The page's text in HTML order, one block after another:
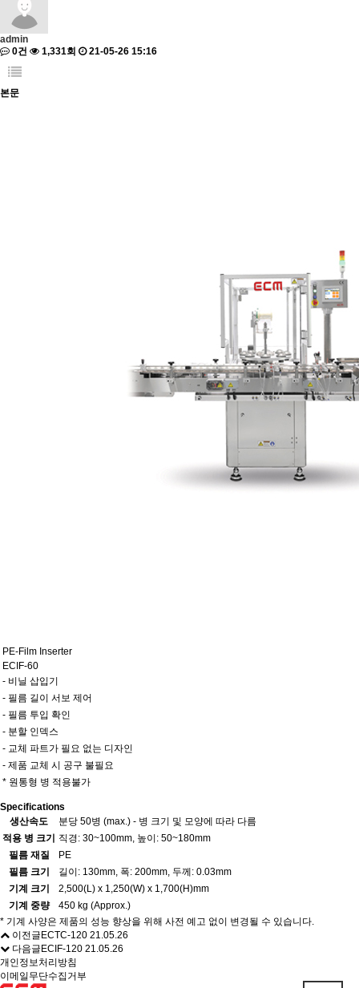
admin
0건
1,331회 21-05-26 15:16
본문
PE-Film Inserter
ECIF-60
- 비닐 삽입기
- 필름 길이 서보 제어
- 필름 투입 확인
- 분할 인덱스
- 교체 파트가 필요 없는 디자인
- 제품 교체 시 공구 불필요
* 원통형 병 적용불가
Specifications
생산속도
분당 50병 (max.) - 병 크기 및 모양에 따라 다름
적용 병 크기
직경: 30~100mm, 높이: 50~180mm
필름 재질
PE
필름 크기
길이: 130mm, 폭: 200mm, 두께: 0.03mm
기계 크기
2,500(L) x 1,250(W) x 1,700(H)mm
기계 중량
450 kg (Approx.)
* 기계 사양은 제품의 성능 향상을 위해 사전 예고 없이 변경될 수 있습니다.
이전글 ECTC-120 21.05.26
다음글 ECIF-120 21.05.26
개인정보처리방침
이메일무단수집거부